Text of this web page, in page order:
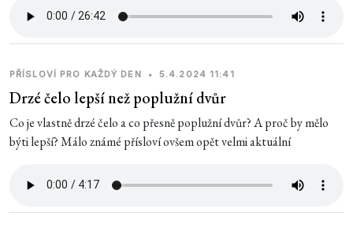
PŘÍSLOVÍ PRO KAŽDÝ DEN • 5.4.2024 11:41
Drzé čelo lepší než poplužní dvůr
Co je vlastně drzé čelo a co přesně poplužní dvůr? A proč by mělo
býti lepší? Málo známé přísloví ovšem opět velmi aktuální